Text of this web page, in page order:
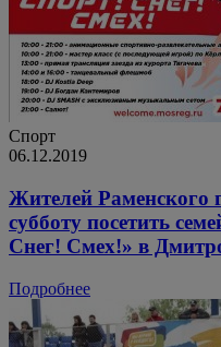
Спорт
06.12.2019
Жителей Раменского
субботу посетить
Снег! Смех!» в
Подробнее